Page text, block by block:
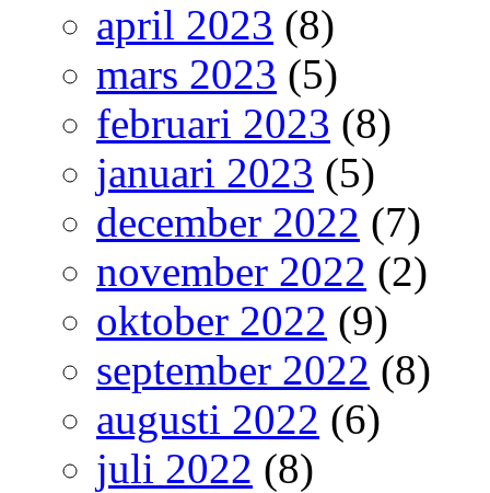
april 2023 (8)
mars 2023 (5)
februari 2023 (8)
januari 2023 (5)
december 2022 (7)
november 2022 (2)
oktober 2022 (9)
september 2022 (8)
augusti 2022 (6)
juli 2022 (8)